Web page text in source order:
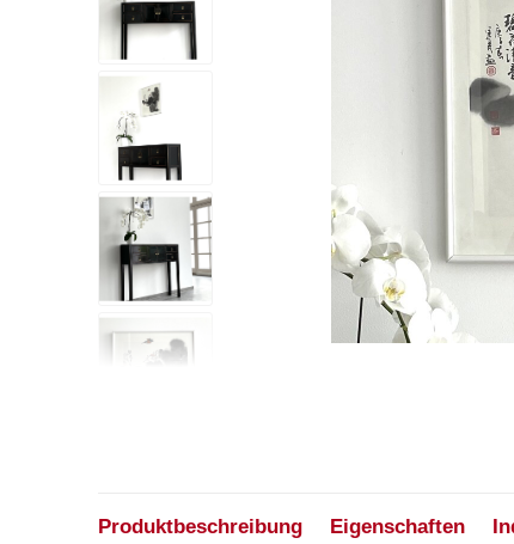
Produktbeschreibung Eigenschaften